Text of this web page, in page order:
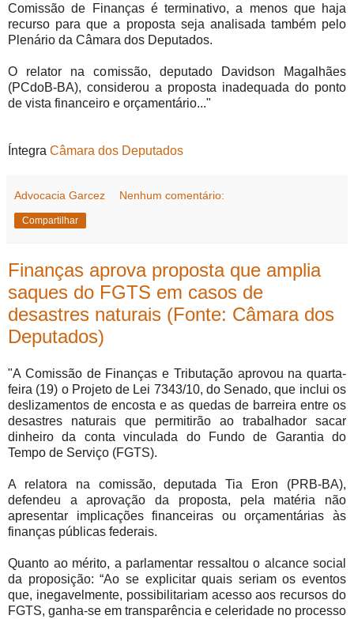
Comissão de Finanças é terminativo, a menos que haja
recurso para que a proposta seja analisada também pelo
Plenário da Câmara dos Deputados.
O relator na comissão, deputado Davidson Magalhães
(PCdoB-BA), considerou a proposta inadequada do ponto
de vista financeiro e orçamentário..."
Íntegra Câmara dos Deputados
Advocacia Garcez Nenhum comentário:
Compartilhar
Finanças aprova proposta que amplia
saques do FGTS em casos de
desastres naturais (Fonte: Câmara dos
Deputados)
"A Comissão de Finanças e Tributação aprovou na quarta-
feira (19) o Projeto de Lei 7343/10, do Senado, que inclui os
deslizamentos de encosta e as quedas de barreira entre os
desastres naturais que permitirão ao trabalhador sacar
dinheiro da conta vinculada do Fundo de Garantia do
Tempo de Serviço (FGTS).
A relatora na comissão, deputada Tia Eron (PRB-BA),
defendeu a aprovação da proposta, pela matéria não
apresentar implicações financeiras ou orçamentárias às
finanças públicas federais.
Quanto ao mérito, a parlamentar ressaltou o alcance social
da proposição: “Ao se explicitar quais seriam os eventos
que, inegavelmente, possibilitariam acesso aos recursos do
FGTS, ganha-se em transparência e celeridade no processo